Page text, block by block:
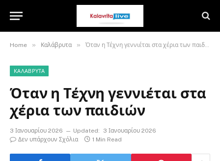
Home » Καλάβρυτα » Όταν η Τέχνη γεννιέται στα χέρια των παιδιών
ΚΑΛΆΒΡΥΤΑ
Όταν η Τέχνη γεννιέται στα
χέρια των παιδιών
3 Ιανουαρίου 2026 Updated:
3 Ιανουαρίου 2026
Δεν υπάρχουν Σχόλια
1 Min Read